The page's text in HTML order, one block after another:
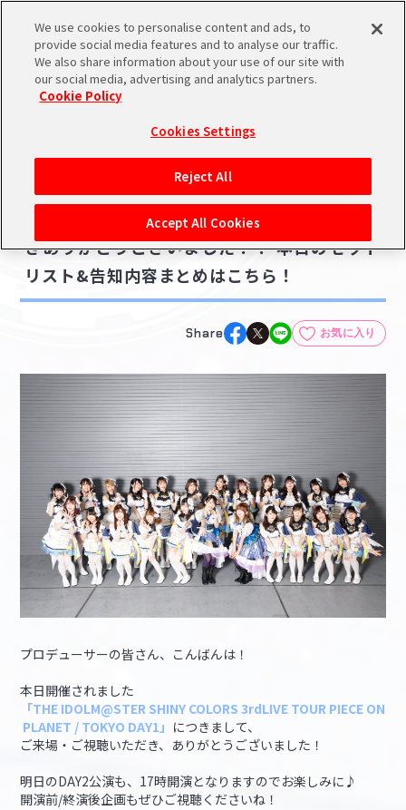
スケジュール 検索
バンダイナムコIDで
アイドルマスター ポータルへの登録について
シリアルコード・
あいことば
活動履歴
閲覧履歴・購入履歴 Pレポ
お気に入り
マイスケジュール メモ
マイデスク設定変更 バンダイナムコID Link設定
ニュース
ライブ・イベント
2021.04.24
【シャニマス3rd 東京】DAY1 ご視聴いただ
きありがとうございました！！ 本日のセット
リスト&告知内容まとめはこちら！
Share お気に入り
プロデューサーの皆さん、こんばんは！
本日開催されました
「THE IDOLM@STER SHINY COLORS 3rdLIVE TOUR PIECE ON
PLANET / TOKYO DAY1」 につきまして、
ご来場・ご視聴いただき、ありがとうございました！
明日のDAY2公演も、17時開演となりますのでお楽しみに♪
開演前/終演後企画もぜひご視聴くださいね！
We use cookies to personalise content and ads, to
provide social media features and to analyse our traffic.
We also share information about your use of our site with
our social media, advertising and analytics partners.
Cookie Policy
Cookies Settings
Reject All
Accept All Cookies